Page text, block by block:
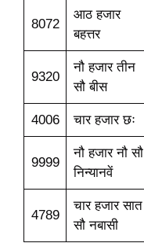
8072
आठ हजार
बहत्तर
9320
नौ हजार तीन
सौ बीस
4006 चार हजार छः
9999
नौ हजार नौ सौ
निन्यानवें
4789
चार हजार सात
सौ नबासी